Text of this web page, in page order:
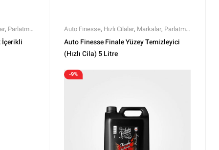
, Parlatma,
Tüm Ürünler
İçerikli
Auto Finesse, Hızlı Cilalar, Markalar, Parlatma,
Polisaj ve Parlatma,Tüm Ürünler,Tüm
Ürünler,Yıkama Ürünleri
Auto Finesse Finale Yüzey Temizleyici
(Hızlı Cila) 5 Litre
-9%